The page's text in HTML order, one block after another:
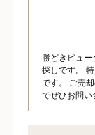
勝どきビュ
探しです。
です。 ご売
でぜひお問い